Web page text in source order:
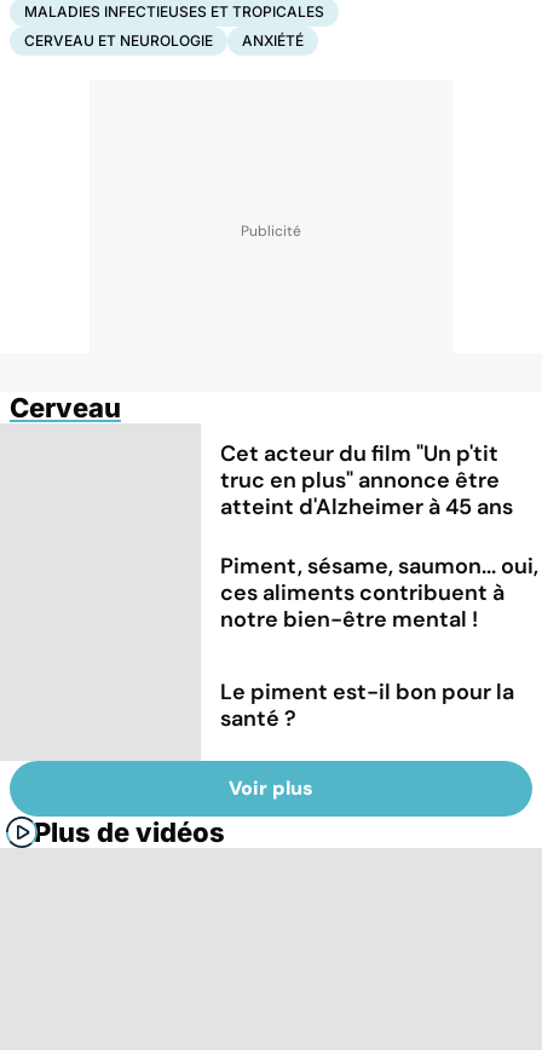
MALADIES INFECTIEUSES ET TROPICALES
CERVEAU ET NEUROLOGIE
ANXIÉTÉ
Cerveau
Cet acteur du film "Un p'tit
truc en plus" annonce être
atteint d'Alzheimer à 45 ans
Piment, sésame, saumon... oui,
ces aliments contribuent à
notre bien-être mental !
Le piment est-il bon pour la
santé ?
Voir plus
Plus de vidéos